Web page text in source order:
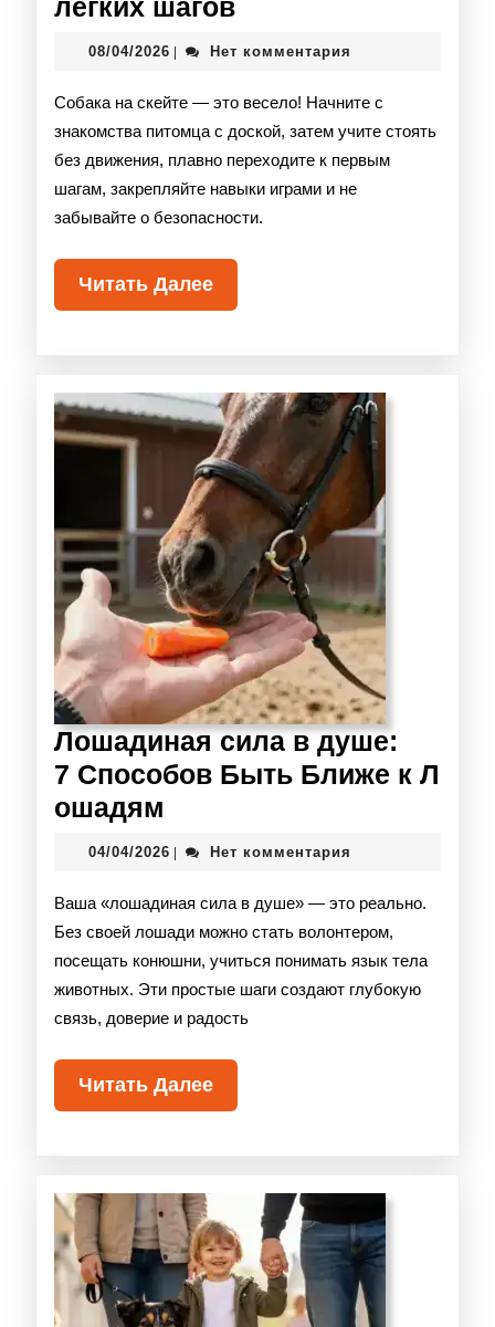
лёгких шагов
08/04/2026 Нет комментария
Собака на скейте — это весело! Начните с
знакомства питомца с доской, затем учите стоять
без движения, плавно переходите к первым
шагам, закрепляйте навыки играми и не
забывайте о безопасности.
Читать Далее
Лошадиная сила в душе:
7 Способов Быть Ближе к Л
ошадям
04/04/2026 Нет комментария
Ваша «лошадиная сила в душе» — это реально.
Без своей лошади можно стать волонтером,
посещать конюшни, учиться понимать язык тела
животных. Эти простые шаги создают глубокую
связь, доверие и радость
Читать Далее